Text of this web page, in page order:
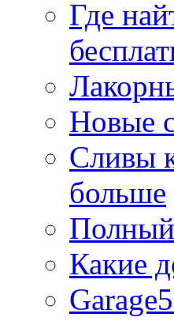
Где
Новые
Сливы
больше
Какие